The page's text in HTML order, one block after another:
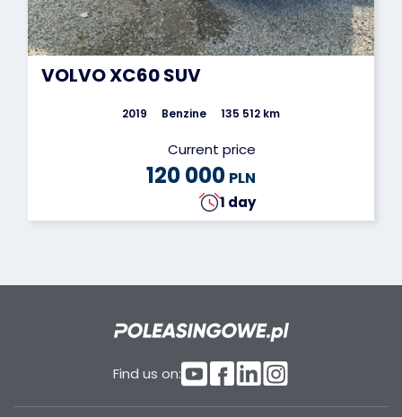
VOLVO XC60 SUV
2019 Benzine 135 512 km
Current price
120 000 PLN
1 day
Find us on: